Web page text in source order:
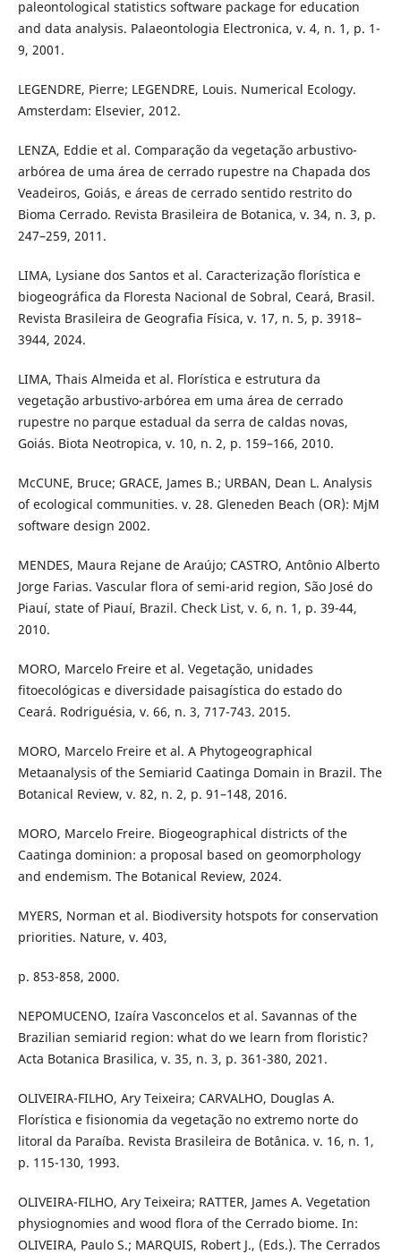
paleontological statistics software package for education
and data analysis. Palaeontologia Electronica, v. 4, n. 1, p. 1-
9, 2001.
LEGENDRE, Pierre; LEGENDRE, Louis. Numerical Ecology.
Amsterdam: Elsevier, 2012.
LENZA, Eddie et al. Comparação da vegetação arbustivo-
arbórea de uma área de cerrado rupestre na Chapada dos
Veadeiros, Goiás, e áreas de cerrado sentido restrito do
Bioma Cerrado. Revista Brasileira de Botanica, v. 34, n. 3, p.
247–259, 2011.
LIMA, Lysiane dos Santos et al. Caracterização florística e
biogeográfica da Floresta Nacional de Sobral, Ceará, Brasil.
Revista Brasileira de Geografia Física, v. 17, n. 5, p. 3918–
3944, 2024.
LIMA, Thais Almeida et al. Florística e estrutura da
vegetação arbustivo-arbórea em uma área de cerrado
rupestre no parque estadual da serra de caldas novas,
Goiás. Biota Neotropica, v. 10, n. 2, p. 159–166, 2010.
McCUNE, Bruce; GRACE, James B.; URBAN, Dean L. Analysis
of ecological communities. v. 28. Gleneden Beach (OR): MjM
software design 2002.
MENDES, Maura Rejane de Araújo; CASTRO, Antônio Alberto
Jorge Farias. Vascular flora of semi-arid region, São José do
Piauí, state of Piauí, Brazil. Check List, v. 6, n. 1, p. 39-44,
2010.
MORO, Marcelo Freire et al. Vegetação, unidades
fitoecológicas e diversidade paisagística do estado do
Ceará. Rodriguésia, v. 66, n. 3, 717-743. 2015.
MORO, Marcelo Freire et al. A Phytogeographical
Metaanalysis of the Semiarid Caatinga Domain in Brazil. The
Botanical Review, v. 82, n. 2, p. 91–148, 2016.
MORO, Marcelo Freire. Biogeographical districts of the
Caatinga dominion: a proposal based on geomorphology
and endemism. The Botanical Review, 2024.
MYERS, Norman et al. Biodiversity hotspots for conservation
priorities. Nature, v. 403,
p. 853-858, 2000.
NEPOMUCENO, Izaíra Vasconcelos et al. Savannas of the
Brazilian semiarid region: what do we learn from floristic?
Acta Botanica Brasilica, v. 35, n. 3, p. 361-380, 2021.
OLIVEIRA-FILHO, Ary Teixeira; CARVALHO, Douglas A.
Florística e fisionomia da vegetação no extremo norte do
litoral da Paraíba. Revista Brasileira de Botânica. v. 16, n. 1,
p. 115-130, 1993.
OLIVEIRA-FILHO, Ary Teixeira; RATTER, James A. Vegetation
physiognomies and wood flora of the Cerrado biome. In:
OLIVEIRA, Paulo S.; MARQUIS, Robert J., (Eds.). The Cerrados